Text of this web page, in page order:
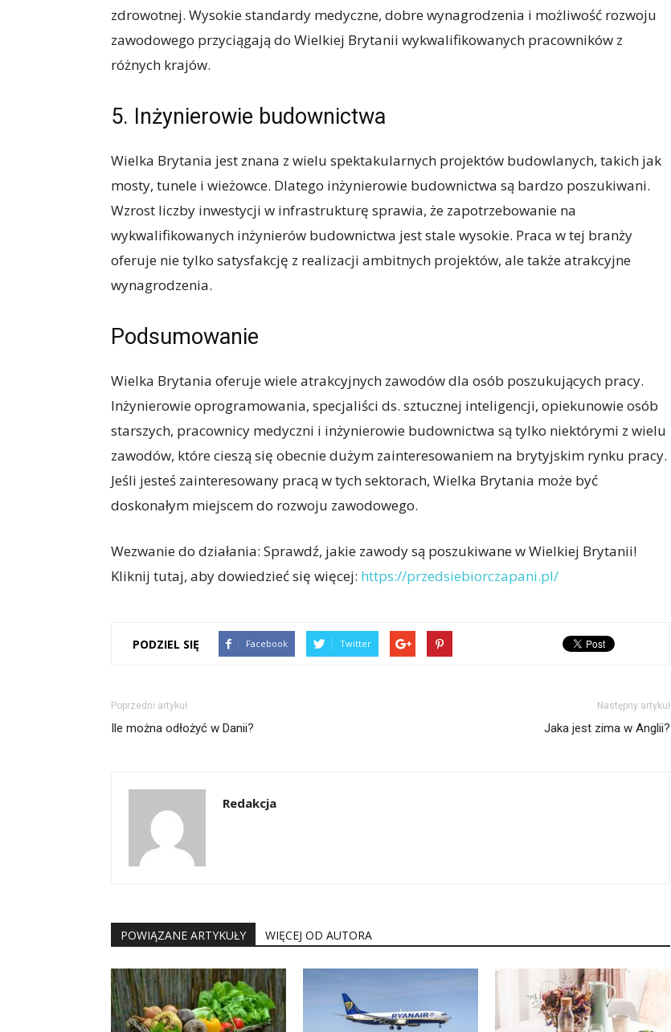
zdrowotnej. Wysokie standardy medyczne, dobre wynagrodzenia i możliwość rozwoju
zawodowego przyciągają do Wielkiej Brytanii wykwalifikowanych pracowników z
różnych krajów.
5. Inżynierowie budownictwa
Wielka Brytania jest znana z wielu spektakularnych projektów budowlanych, takich jak
mosty, tunele i wieżowce. Dlatego inżynierowie budownictwa są bardzo poszukiwani.
Wzrost liczby inwestycji w infrastrukturę sprawia, że ​​zapotrzebowanie na
wykwalifikowanych inżynierów budownictwa jest stale wysokie. Praca w tej branży
oferuje nie tylko satysfakcję z realizacji ambitnych projektów, ale także atrakcyjne
wynagrodzenia.
Podsumowanie
Wielka Brytania oferuje wiele atrakcyjnych zawodów dla osób poszukujących pracy.
Inżynierowie oprogramowania, specjaliści ds. sztucznej inteligencji, opiekunowie osób
starszych, pracownicy medyczni i inżynierowie budownictwa są tylko niektórymi z wielu
zawodów, które cieszą się obecnie dużym zainteresowaniem na brytyjskim rynku pracy.
Jeśli jesteś zainteresowany pracą w tych sektorach, Wielka Brytania może być
doskonałym miejscem do rozwoju zawodowego.
Wezwanie do działania: Sprawdź, jakie zawody są poszukiwane w Wielkiej Brytanii!
Kliknij tutaj, aby dowiedzieć się więcej: https://przedsiebiorczapani.pl/
PODZIEL SIĘ Facebook Twitter
Poprzedni artykuł
Ile można odłożyć w Danii?
Następny artykuł
Jaka jest zima w Anglii?
Redakcja
POWIĄZANE ARTYKUŁY WIĘCEJ OD AUTORA